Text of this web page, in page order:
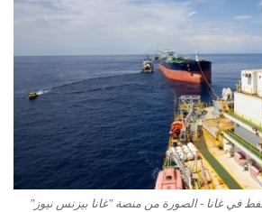
في غانا - الصورة من منصة "غانا بيزنس نيوز"